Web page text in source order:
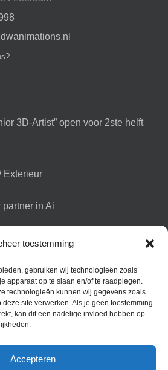
toestemming
gebruiken wij technologieën zoals
apparaat op te slaan en/of te raadplegen.
technologieën kunnen wij gegevens zoals
site verwerken. Als je geen toestemming
kan dit een nadelige invloed hebben op
Accepteren
3D-Artist” open voor 2ste helft
Exterieur
partner in Ai